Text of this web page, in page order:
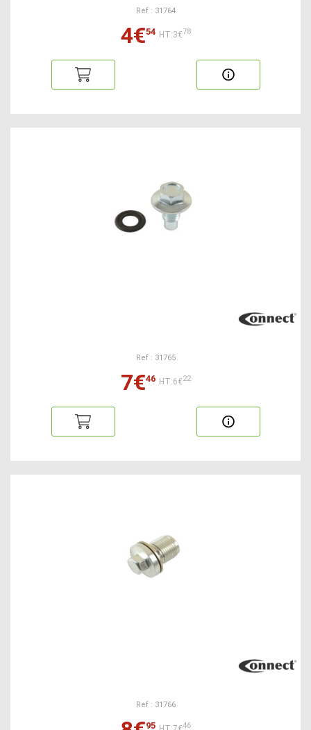
Ref : 31764
4€54 HT:3€78
Ref : 31765
7€46 HT:6€22
Ref : 31766
95 46